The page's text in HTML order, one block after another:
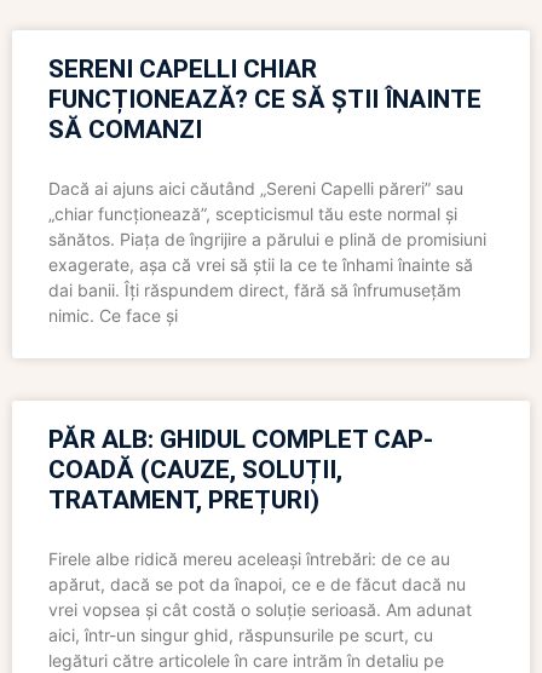
SERENI CAPELLI CHIAR
FUNCȚIONEAZĂ? CE SĂ ȘTII ÎNAINTE
SĂ COMANZI
Dacă ai ajuns aici căutând „Sereni Capelli păreri” sau
„chiar funcționează”, scepticismul tău este normal și
sănătos. Piața de îngrijire a părului e plină de promisiuni
exagerate, așa că vrei să știi la ce te înhami înainte să
dai banii. Îți răspundem direct, fără să înfrumusețăm
nimic. Ce face și
PĂR ALB: GHIDUL COMPLET CAP-
COADĂ (CAUZE, SOLUȚII,
TRATAMENT, PREȚURI)
Firele albe ridică mereu aceleași întrebări: de ce au
apărut, dacă se pot da înapoi, ce e de făcut dacă nu
vrei vopsea și cât costă o soluție serioasă. Am adunat
aici, într-un singur ghid, răspunsurile pe scurt, cu
legături către articolele în care intrăm în detaliu pe